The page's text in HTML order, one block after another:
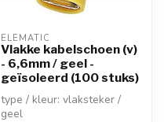
ELEMATIC
Vlakke kabelschoen (v)
- 6,6mm / geel -
geïsoleerd (100 stuks)
type / kleur: vlaksteker /
geel